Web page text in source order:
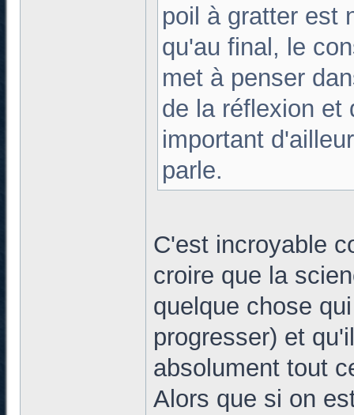
poil à gratter est
qu'au final, le
met à penser
de la réflexion et
important
parle.
C'est incroyable
croire que la
quelque chose
progresser) et
absolument tout
Alors que si on